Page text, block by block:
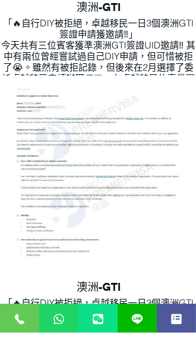
澳洲-GTI
「🔥自行DIY被拒絕，卓越移民一日3個澳洲GTI
簽證申請獲邀請‼️」
今天共有三位賓客獲準澳洲GTI簽證UID邀請‼ ️其
中有兩位曾經嘗試過自己DIY申請，但可惜被拒
了😭。雖然有被拒記錄，但後來在2月選擇了委
託卓越移民申請辦理👏🏻，在卓越移民的專業團
隊援助下，客人最終在今天獲批UID！ 🎉🥳
「澳洲GTI計畫」主要對象為10種產業，分別為
金融服務及電子科技、健康、教育、基礎建設及
旅遊、能源相關專業、資源相關專業、農業食品
及科技、循環經濟 與昔日的移民移民計畫相比，
澳洲GTI計畫對申請人的年齡、英語程度及工作
經驗均沒有要求。如果對移民澳洲或澳洲GTI計
畫有興趣，請向卓越移民查詢🔍
澳洲-GTI
「🔥自行DIY被拒絕，卓越移民一日3個澳洲GTI
簽證申請獲邀請‼️」
今天共有三位賓客獲準澳洲GTI簽證UID邀請‼ ️其
中有兩位曾經嘗試過自己DIY申請，但可惜被拒